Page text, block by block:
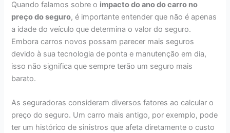
Quando falamos sobre o impacto do ano do carro no
preço do seguro, é importante entender que não é apenas
a idade do veículo que determina o valor do seguro.
Embora carros novos possam parecer mais seguros
devido à sua tecnologia de ponta e manutenção em dia,
isso não significa que sempre terão um seguro mais
barato.
As seguradoras consideram diversos fatores ao calcular o
preço do seguro. Um carro mais antigo, por exemplo, pode
ter um histórico de sinistros que afeta diretamente o custo